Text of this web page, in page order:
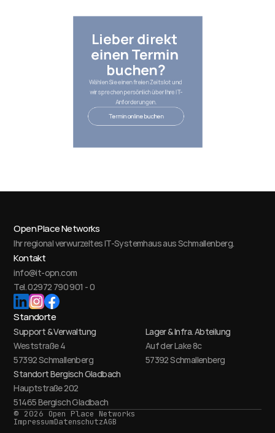
Lieber direkt
einen Termin
buchen?
Wählen Sie einen freien Zeitslot und
wir sprechen persönlich über Ihre IT-
Anforderungen.
Termin online buchen
Open Place Networks
Ihr regional verwurzeltes IT-Systemhaus aus Schmallenberg.
Kontakt
info@it-opn.com
Tel. 02972 790 901 - 0
Standorte
Support & Verwaltung
Weststraße 4
57392 Schmallenberg
Standort Bergisch Gladbach
Hauptstraße 202
51465 Bergisch Gladbach
Lager & Infra. Abteilung
Auf der Lake 8c
57392 Schmallenberg
© 2026 Open Place Networks
ImpressumDatenschutzAGB